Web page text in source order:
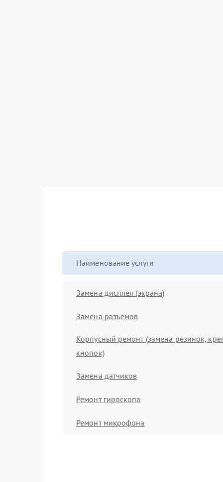
Наименование услуги
Замена дисплея (экрана)
Замена разъемов
Корпусный ремонт (замена резинок,
кнопок)
Замена датчиков
Ремонт гироскопа
Ремонт микрофона